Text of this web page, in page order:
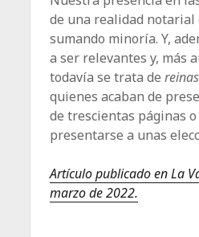
de una realidad notarial
sumando minoría. Y,
a ser relevantes y, más
todavía se trata de reinas
quienes acaban de
de trescientas páginas
presentarse a unas
Artículo publicado en La
marzo de 2022.